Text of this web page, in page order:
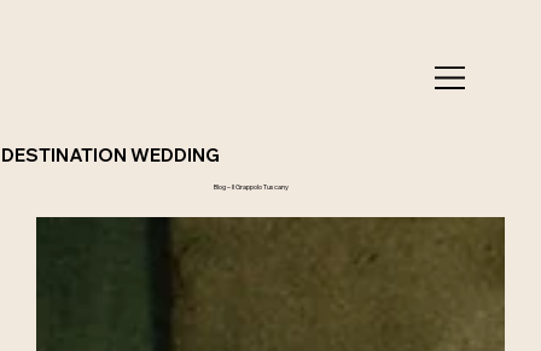
DESTINATION WEDDING
Blog – Il Grappolo Tuscany